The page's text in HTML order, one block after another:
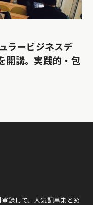
ラービジネスデ
開講。実践的・包
録して、人気記事まとめ